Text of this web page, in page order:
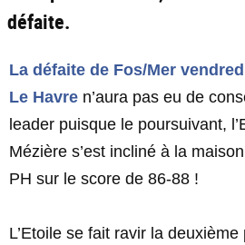
défaite.
La défaite de Fos/Mer
Le Havre n’aura pas eu de
leader puisque le poursuivant,
Mézière s’est incliné à la
PH sur le score de 86-88 !
L’Etoile se fait ravir la